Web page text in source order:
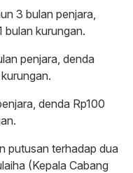
3 bulan penjara,
bulan kurungan.
penjara, denda
denda Rp100
putusan terhadap dua
(Kepala Cabang